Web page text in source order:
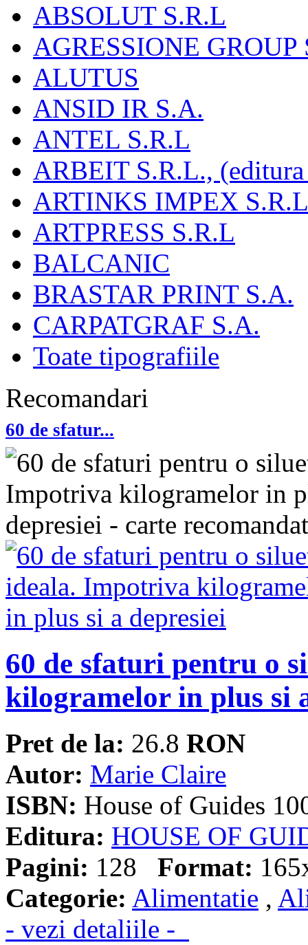
ABSOLUT S.R.L
AGRESSIONE GROUP
ALUTUS
ANSID IR S.A.
ANTEL S.R.L
ARBEIT S.R.L.,
ARTINKS IMPEX
ARTPRESS S.R.L
BALCANIC
BRASTAR PRINT S.A.
CARPATGRAF S.A.
Toate tipografiile
Recomandari
60 de sfatur...
60 de sfaturi pentru o
kilogramelor in plus si
Pret de la: 26.8 RON
Autor: Marie Claire
ISBN: House of Guides
Editura: HOUSE OF
Pagini: 128 Format:
Categorie: Alimentatie ,
- vezi detaliile -